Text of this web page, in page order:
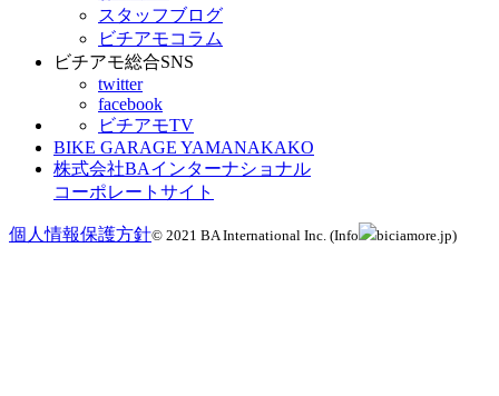
スタッフブログ
ビチアモコラム
ビチアモ総合SNS
twitter
facebook
ビチアモTV
BIKE GARAGE YAMANAKAKO
株式会社BAインターナショナル
コーポレートサイト
個人情報保護方針© 2021 BA International Inc. (Info biciamore.jp)